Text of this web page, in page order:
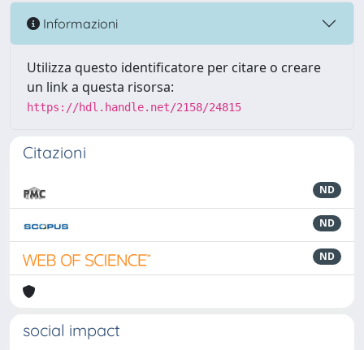
Informazioni
Utilizza questo identificatore per citare o creare
un link a questa risorsa:
https://hdl.handle.net/2158/24815
Citazioni
ND
ND
ND
social impact